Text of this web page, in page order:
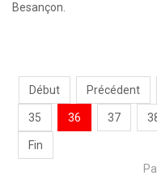
Besançon.
Début Précédent
35 36 37
Fin